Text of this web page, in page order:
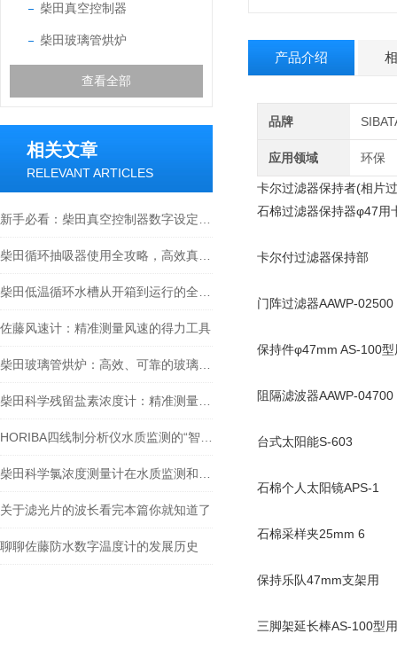
柴田真空控制器
柴田玻璃管烘炉
查看全部
相关文章
RELEVANT ARTICLES
佐藤风速计：精准测量风速的得力工具
关于滤光片的波长看完本篇你就知道了
聊聊佐藤防水数字温度计的发展历史
产品介绍
品牌
应用领域 环保
卡尔过滤器保持者(相片
石棉过滤器保持器φ47用
卡尔付过滤器保持部
门阵过滤器AAWP-02500
保持件φ47mm AS-100型
阻隔滤波器AAWP-04700
台式太阳能S-603
石棉个人太阳镜APS-1
石棉采样夹25mm 6
保持乐队47mm支架用
三脚架延长棒AS-100型用